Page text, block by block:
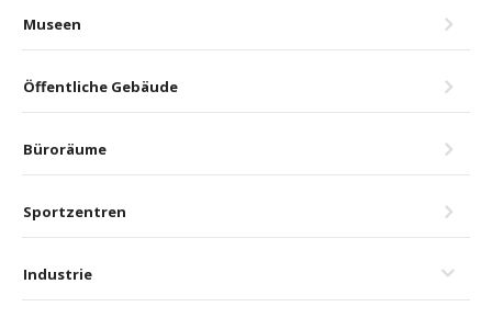
Museen
Öffentliche Gebäude
Büroräume
Sportzentren
Industrie